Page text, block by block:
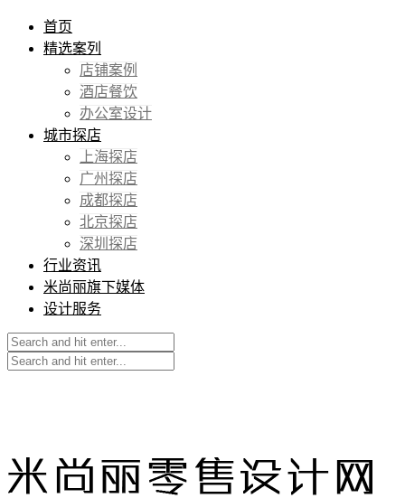
首页
精选案列
店铺案例
酒店餐饮
办公室设计
城市探店
上海探店
广州探店
成都探店
北京探店
深圳探店
行业资讯
米尚丽旗下媒体
设计服务